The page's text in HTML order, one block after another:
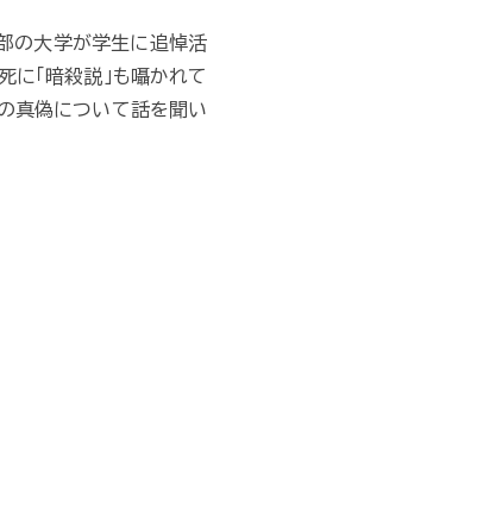
の大学が学生に追悼活
「暗殺説」も囁かれて
真偽について話を聞い